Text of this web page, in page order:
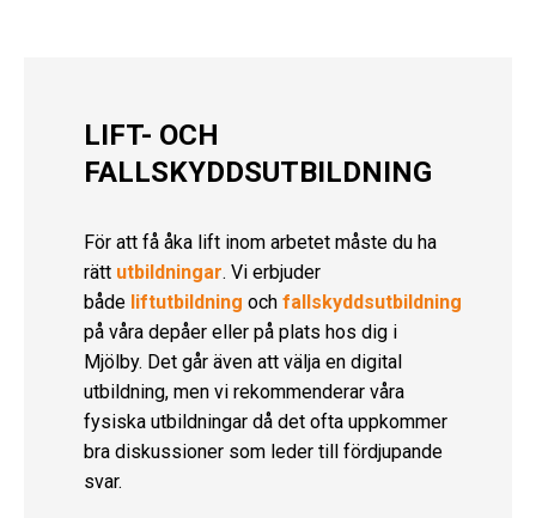
LIFT- OCH
FALLSKYDDSUTBILDNING
För att få åka lift inom arbetet måste du ha
rätt utbildningar. Vi erbjuder
både liftutbildning och fallskyddsutbildning
på våra depåer eller på plats hos dig i
Mjölby. Det går även att välja en digital
utbildning, men vi rekommenderar våra
fysiska utbildningar då det ofta uppkommer
bra diskussioner som leder till fördjupande
svar.